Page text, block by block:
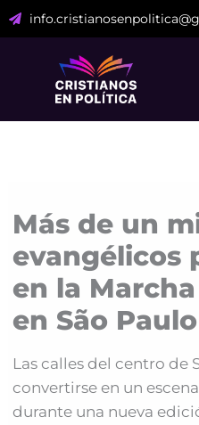
al
Más de un
evangélicos
en la
en São Paulo
Las calles del centro de
convertirse en un
durante una nueva